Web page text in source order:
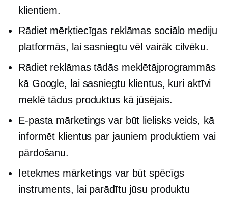
klientiem.
Rādiet mērķtiecīgas reklāmas sociālo mediju
platformās, lai sasniegtu vēl vairāk cilvēku.
Rādiet reklāmas tādās meklētājprogrammās
kā Google, lai sasniegtu klientus, kuri aktīvi
meklē tādus produktus kā jūsējais.
E-pasta mārketings var būt lielisks veids, kā
informēt klientus par jauniem produktiem vai
pārdošanu.
Ietekmes mārketings var būt spēcīgs
instruments, lai parādītu jūsu produktu